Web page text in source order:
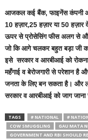
आजकल कई बैंक, फाइनेंस कंपनी
10 हज़ार,25 हज़ार या 50
ऊपर से प्रोसेसिंग फीस अलग से
जो कि आगे चलकर बहुत बड़ा जी
इसे सरकार व आरबीआई को
महँगाई व बेरोजगारी से परेशान
जनता के लिए बन सकता है। और
सरकार व आरबीआई को जाग जाना
TAGS # NATIONAL #
COW SMUGGLING
GAU MATA
GOVERNMENT AND RBI SHOULD